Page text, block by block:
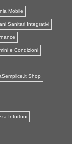
Mobile
Sanitari Integrativi
e Condizioni
Shop
Infortuni